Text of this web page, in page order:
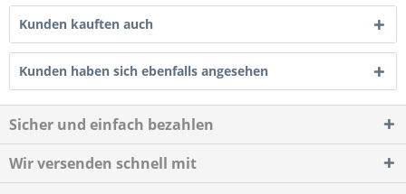
Kunden kauften auch
Kunden haben sich ebenfalls angesehen
Sicher und einfach bezahlen
Wir versenden schnell mit